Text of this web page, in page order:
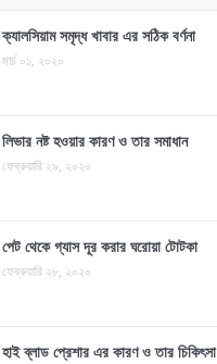
ক্যালসিয়াম সমৃদ্ধ খাবার এর সঠিক বর্ণনা
মার্চ ০১, ২০২০
লিভার নষ্ট হওয়ার কারণ ও তার সমাধান
ফেব্রুয়ারি ২৯, ২০২০
পেট থেকে গ্যাস দূর করার ঘরোয়া টোটকা
ফেব্রুয়ারি ২৮, ২০২০
হাই ব্লাড প্রেশার এর কারণ ও তার চিকিৎসা